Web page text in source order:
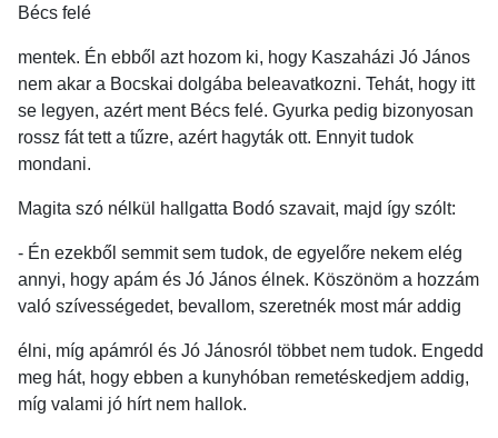
Bécs felé
mentek. Én ebből azt hozom ki, hogy Kaszaházi Jó János
nem akar a Bocskai dolgába beleavatkozni. Tehát, hogy itt
se legyen, azért ment Bécs felé. Gyurka pedig bizonyosan
rossz fát tett a tűzre, azért hagyták ott. Ennyit tudok
mondani.
Magita szó nélkül hallgatta Bodó szavait, majd így szólt:
- Én ezekből semmit sem tudok, de egyelőre nekem elég
annyi, hogy apám és Jó János élnek. Köszönöm a hozzám
való szívességedet, bevallom, szeretnék most már addig
élni, míg apámról és Jó Jánosról többet nem tudok. Engedd
meg hát, hogy ebben a kunyhóban remetéskedjem addig,
míg valami jó hírt nem hallok.